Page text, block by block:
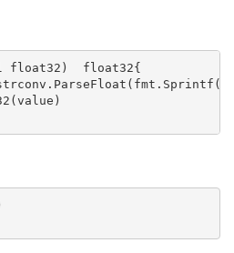
float32)  float32{